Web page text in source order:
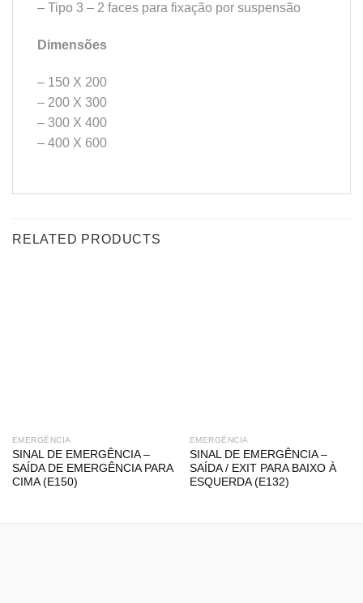
– Tipo 3 – 2 faces para fixação por suspensão
Dimensões
– 150 X 200
– 200 X 300
– 300 X 400
– 400 X 600
RELATED PRODUCTS
EMERGÊNCIA
SINAL DE EMERGÊNCIA –
SAÍDA DE EMERGÊNCIA PARA
CIMA (E150)
EMERGÊNCIA
SINAL DE EMERGÊNCIA –
SAÍDA / EXIT PARA BAIXO À
ESQUERDA (E132)